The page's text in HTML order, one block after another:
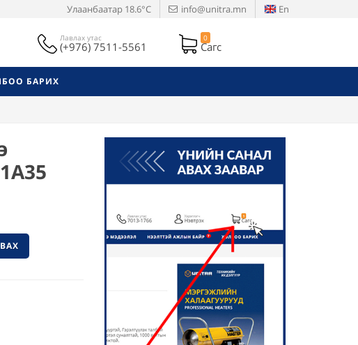
Улаанбаатар 18.6°C info@unitra.mn En
Лавлах утас
(+976) 7511-5561
0
Сагс
БАРИХ